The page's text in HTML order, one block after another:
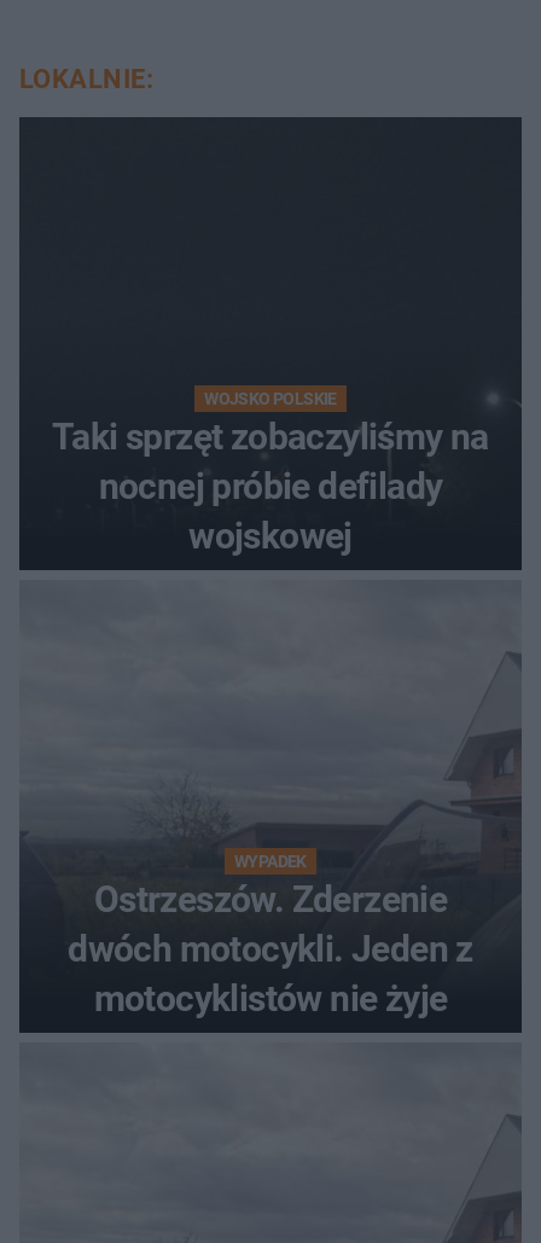
LOKALNIE:
WOJSKO POLSKIE
Taki sprzęt zobaczyliśmy na
nocnej próbie defilady
wojskowej
WYPADEK
Ostrzeszów. Zderzenie
dwóch motocykli. Jeden z
motocyklistów nie żyje